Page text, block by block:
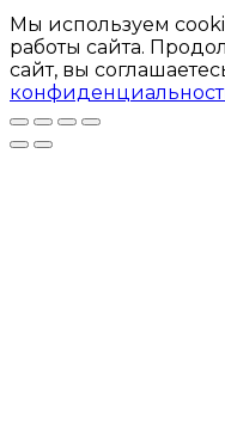
Мы используем
работы сайта.
сайт, вы